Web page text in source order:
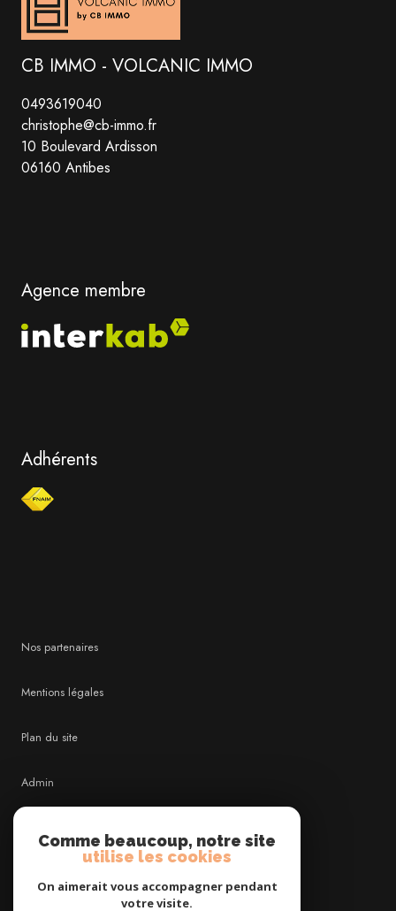
CB IMMO - VOLCANIC IMMO
0493619040
christophe@cb-immo.fr
10 Boulevard Ardisson
06160 Antibes
Agence membre
Adhérents
Nos partenaires
Mentions légales
Plan du site
Admin
Comme beaucoup, notre site
utilise les cookies
On aimerait vous accompagner pendant
votre visite.